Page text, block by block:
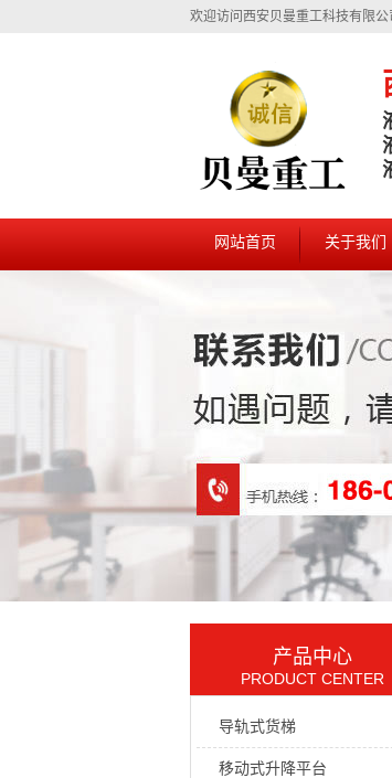
欢迎访问西安贝曼重工科技有限公
网站首页 关于我们
产品中心
PRODUCT CENTER
导轨式货梯
移动式升降平台